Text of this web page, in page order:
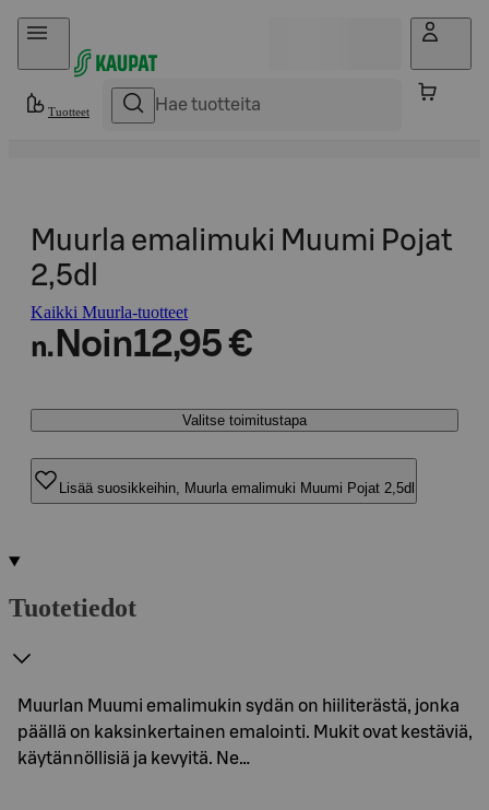
Hyppää sisältöön
Tuotteet
Muurla emalimuki Muumi Pojat
2,5dl
Kaikki Muurla-tuotteet
n. Noin12,95 €
Valitse toimitustapa
Lisää suosikkeihin, Muurla emalimuki Muumi Pojat 2,5dl
Tuotetiedot
Muurlan Muumi emalimukin sydän on hiiliterästä, jonka
päällä on kaksinkertainen emalointi. Mukit ovat kestäviä,
käytännöllisiä ja kevyitä. Ne…